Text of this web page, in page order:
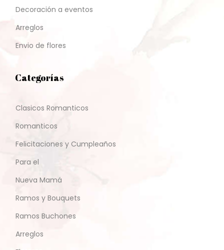
Decoración a eventos
Arreglos
Envio de flores
Categorías
Clasicos Romanticos
Romanticos
Felicitaciones y Cumpleaños
Para el
Nueva Mamá
Ramos y Bouquets
Ramos Buchones
Arreglos